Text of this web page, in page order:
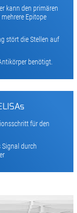
kann den primären
Epitope
stört die Stellen auf
benötigt.
für den
durch